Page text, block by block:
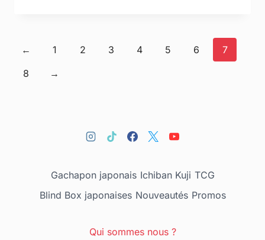
← 1 2 3 4 5 6
7
8
→
Gachapon japonais Ichiban Kuji TCG
Blind Box japonaises Nouveautés Promos
Qui sommes nous ?